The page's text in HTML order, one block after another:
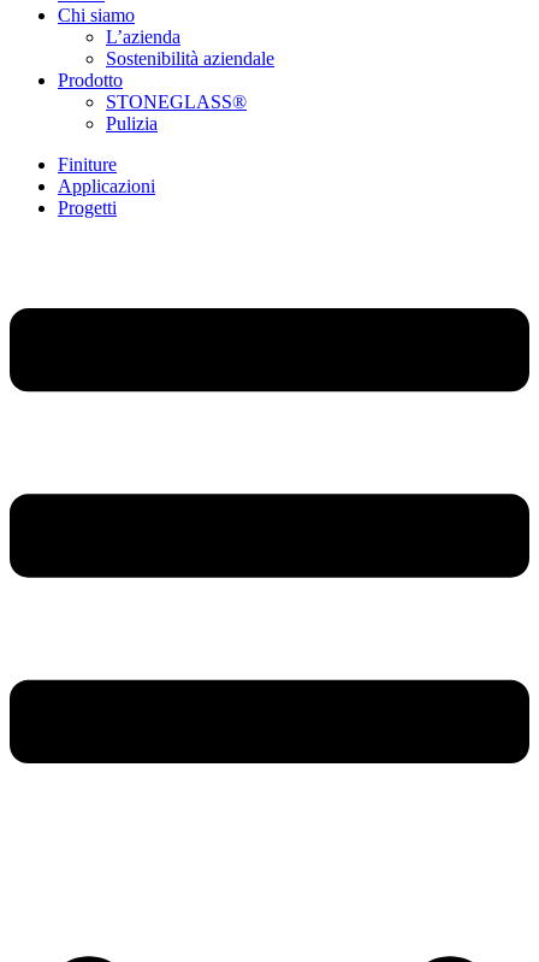
Chi siamo
L’azienda
Sostenibilità aziendale
Prodotto
STONEGLASS®
Pulizia
Finiture
Applicazioni
Progetti